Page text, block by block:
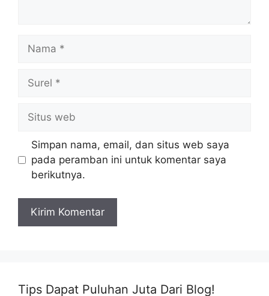
Nama
Surel
Situs
web
Simpan nama, email, dan situs web saya
pada peramban ini untuk komentar saya
berikutnya.
Tips Dapat Puluhan Juta Dari Blog!